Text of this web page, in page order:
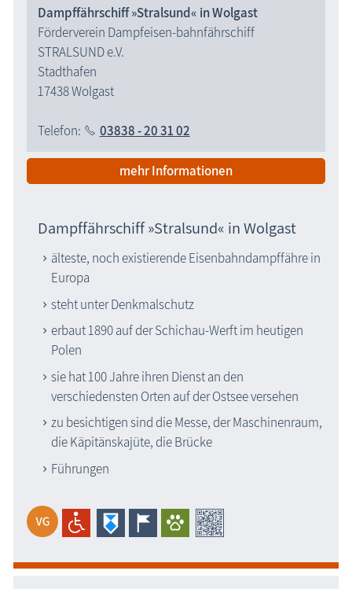
Sehenswertes
MEGA-Suche Sehenswürdigkeiten
Aussichtstürme
Großsteingräber
Leuchttürme
Museen
Fischland-Darß-Zingst
Nordvorpommern
Insel Hiddensee
Insel Rügen
Mecklenburgische Seenplatte
Nordwestmecklenburg
Rostock / Güstrow
Schwerin / Ludwigslust - Parchim
Vorpommern-Greifswald
ehemalige Museen
Naturzentren, Nationalparks
Parkanlagen & Gärten
Dampffährschiff »Stralsund« in Wolgast
Förderverein Dampfeisen-bahnfährschiff
STRALSUND e.V.
Stadthafen
17438 Wolgast
Telefon: 03838 - 20 31 02
mehr Informationen
Dampffährschiff »Stralsund« in Wolgast
älteste, noch existierende Eisenbahndampffähre in
Europa
steht unter Denkmalschutz
erbaut 1890 auf der Schichau-Werft im heutigen
Polen
sie hat 100 Jahre ihren Dienst an den
verschiedensten Orten auf der Ostsee versehen
zu besichtigen sind die Messe, der Maschinenraum,
die Käpitänskajüte, die Brücke
Führungen